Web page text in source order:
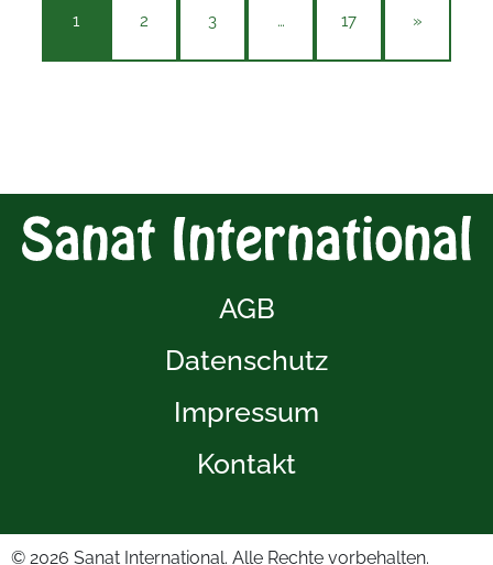
1 2 3 … 17 »
AGB
Datenschutz
Impressum
Kontakt
© 2026 Sanat International. Alle Rechte vorbehalten.